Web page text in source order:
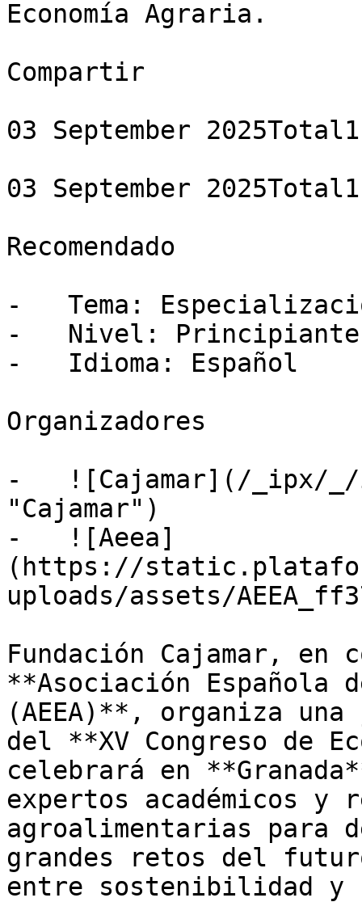
Economía Agraria.
Compartir
03 September
03 September
Recomendado
-   Tema:
-   Nivel: Principiante
-   Idioma: Español
Organizadores
-   ![Cajamar](/_ipx/_/
"Cajamar")
-   ![Aeea]
(https://
uploads/assets/
Fundación Cajamar, en
**Asociación Española
(AEEA)**, organiza
del **XV Congreso de
celebrará en
expertos académicos y
agroalimentarias para
grandes retos del
entre sostenibilidad